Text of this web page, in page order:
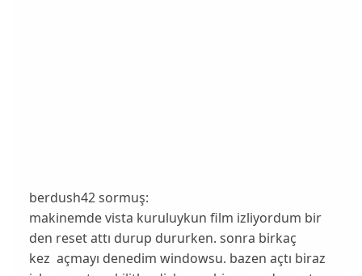
berdush42 sormuş:
makinemde vista kuruluykun film izliyordum bir
den reset attı durup dururken. sonra birkaç
kez açmayı denedim windowsu. bazen açtı biraz